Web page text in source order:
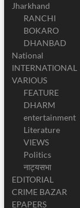
Jharkhand
RANCHI
BOKARO
DHANBAD
National
INTERNATIONAL
VARIOUS
FEATURE
DHARM
entertainment
Literature
VIEWS
Politics
नाट्यसभा
EDITORIAL
CRIME BAZAR
EPAPERS